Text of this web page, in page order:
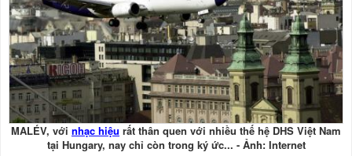
MALÉV, với nhạc hiệu rất thân quen với nhiều thế hệ DHS Việt Nam
tại Hungary, nay chỉ còn trong ký ức... - Ảnh: Internet